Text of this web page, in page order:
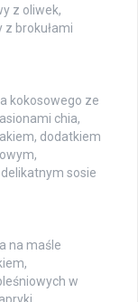
z oliwek,
z brokułami
kokosowego ze
chia,
dodatkiem
sosie
na maśle
w